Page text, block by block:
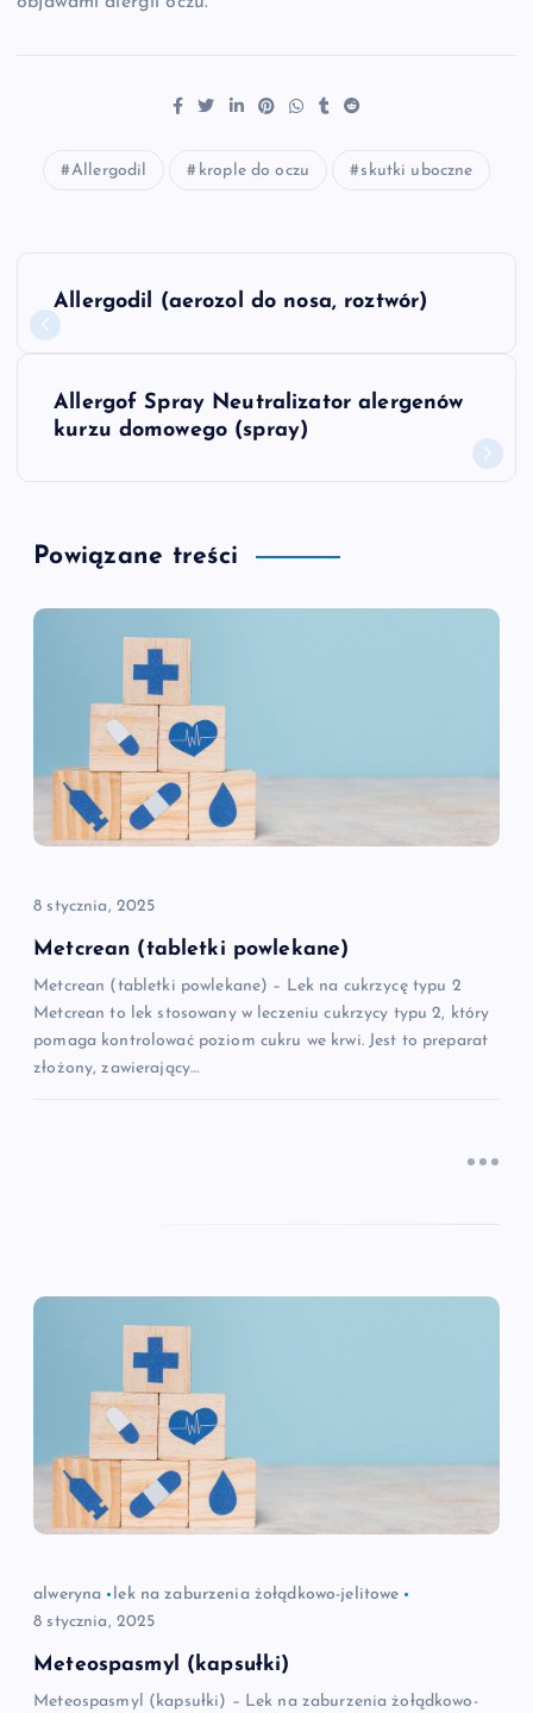
Allergodil krople do oczu skutki uboczne
a
a
c
w
s
u
Allergodil (aerozol do nosa, roztwór)
Allergof Spray Neutralizator alergenów
kurzu domowego (spray)
Powiązane treści
8 stycznia, 2025
Metcrean (tabletki powlekane)
Metcrean (tabletki powlekane) – Lek na cukrzycę typu 2
Metcrean to lek stosowany w leczeniu cukrzycy typu 2, który
pomaga kontrolować poziom cukru we krwi. Jest to preparat
złożony, zawierający…
alweryna
lek na zaburzenia żołądkowo-jelitowe
8 stycznia, 2025
Meteospasmyl (kapsułki)
Meteospasmyl (kapsułki) – Lek na zaburzenia żołądkowo-